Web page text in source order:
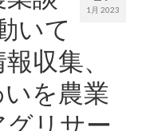
1月 2023
いて
収集、
を農業
リサー